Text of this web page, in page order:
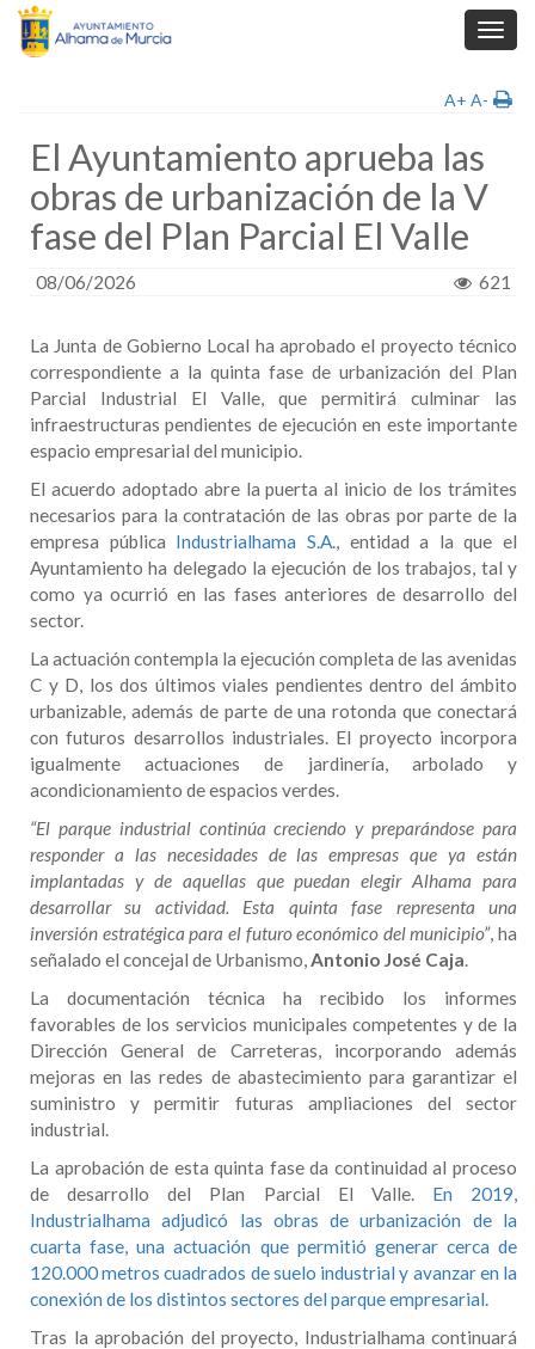
A+ A-
El Ayuntamiento aprueba las
obras de urbanización de la V
fase del Plan Parcial El Valle
08/06/2026 621
La Junta de Gobierno Local ha aprobado el proyecto técnico
correspondiente a la quinta fase de urbanización del Plan
Parcial Industrial El Valle, que permitirá culminar las
infraestructuras pendientes de ejecución en este importante
espacio empresarial del municipio.
El acuerdo adoptado abre la puerta al inicio de los trámites
necesarios para la contratación de las obras por parte de la
empresa pública Industrialhama S.A., entidad a la que el
Ayuntamiento ha delegado la ejecución de los trabajos, tal y
como ya ocurrió en las fases anteriores de desarrollo del
sector.
La actuación contempla la ejecución completa de las avenidas
C y D, los dos últimos viales pendientes dentro del ámbito
urbanizable, además de parte de una rotonda que conectará
con futuros desarrollos industriales. El proyecto incorpora
igualmente actuaciones de jardinería, arbolado y
acondicionamiento de espacios verdes.
“El parque industrial continúa creciendo y preparándose para
responder a las necesidades de las empresas que ya están
implantadas y de aquellas que puedan elegir Alhama para
desarrollar su actividad. Esta quinta fase representa una
inversión estratégica para el futuro económico del municipio”, ha
señalado el concejal de Urbanismo,Antonio José Caja.
La documentación técnica ha recibido los informes
favorables de los servicios municipales competentes y de la
Dirección General de Carreteras, incorporando además
mejoras en las redes de abastecimiento para garantizar el
suministro y permitir futuras ampliaciones del sector
industrial.
La aprobación de esta quinta fase da continuidad al proceso
de desarrollo del Plan Parcial El Valle. En 2019,
Industrialhama adjudicó las obras de urbanización de la
cuarta fase, una actuación que permitió generar cerca de
120.000 metros cuadrados de suelo industrial y avanzar en la
conexión de los distintos sectores del parque empresarial.
Tras la aprobación del proyecto, Industrialhama continuará